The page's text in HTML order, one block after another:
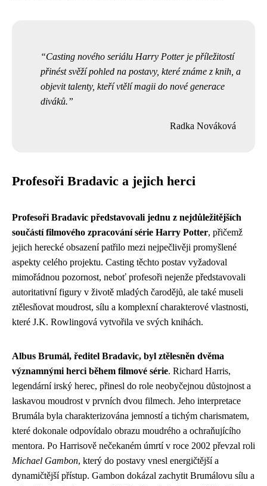
Casting nového seriálu Harry Potter je příležitostí
přinést svěží pohled na postavy, které známe z knih, a
objevit talenty, kteří vtělí magii do nové generace
diváků.
Radka Nováková
Profesoři Bradavic a jejich herci
Profesoři Bradavic představovali jednu z nejdůležitějších
součástí filmového zpracování série Harry Potter, přičemž
jejich herecké obsazení patřilo mezi nejpečlivěji promyšlené
aspekty celého projektu. Casting těchto postav vyžadoval
mimořádnou pozornost, neboť profesoři nejenže představovali
autoritativní figury v životě mladých čarodějů, ale také museli
ztělesňovat moudrost, sílu a komplexní charakterové vlastnosti,
které J.K. Rowlingová vytvořila ve svých knihách.
Albus Brumál, ředitel Bradavic, byl ztělesněn dvěma
významnými herci během filmové série. Richard Harris,
legendární irský herec, přinesl do role neobyčejnou důstojnost a
laskavou moudrost v prvních dvou filmech. Jeho interpretace
Brumála byla charakterizována jemností a tichým charismatem,
které dokonale odpovídalo obrazu moudrého a ochraňujícího
mentora. Po Harrisově nečekaném úmrtí v roce 2002 převzal roli
Michael Gambon, který do postavy vnesl energičtější a
dynamičtější přístup. Gambon dokázal zachytit Brumálovu sílu a